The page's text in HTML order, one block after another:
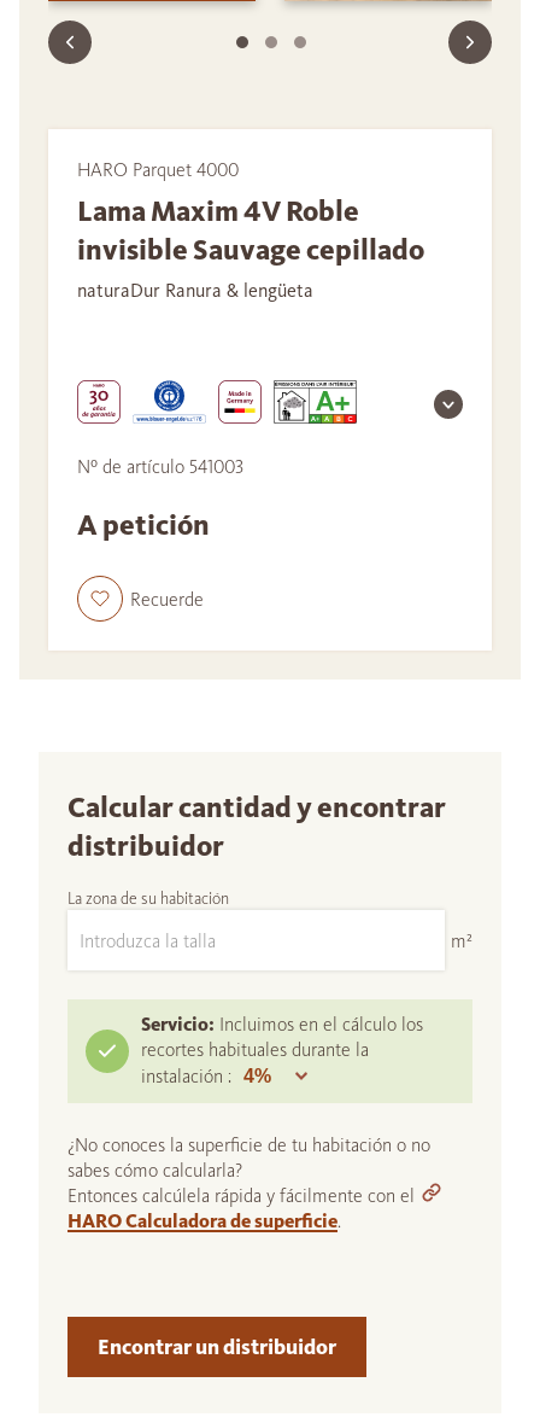
HARO Parquet 4000
Lama Maxim 4V Roble
invisible Sauvage cepillado
naturaDur Ranura & lengüeta
Nº de artículo 541003
A petición
Recuerde
Calcular cantidad y encontrar
distribuidor
La zona de su habitación
m²
Servicio: Incluimos en el cálculo los
recortes habituales durante la
instalación :
¿No conoces la superficie de tu habitación o no
sabes cómo calcularla?
Entonces calcúlela rápida y fácilmente con el
HARO Calculadora de superficie.
Encontrar un distribuidor